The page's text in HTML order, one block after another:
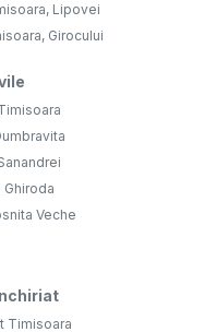
Lipovei
Girocului
Veche
Timisoara